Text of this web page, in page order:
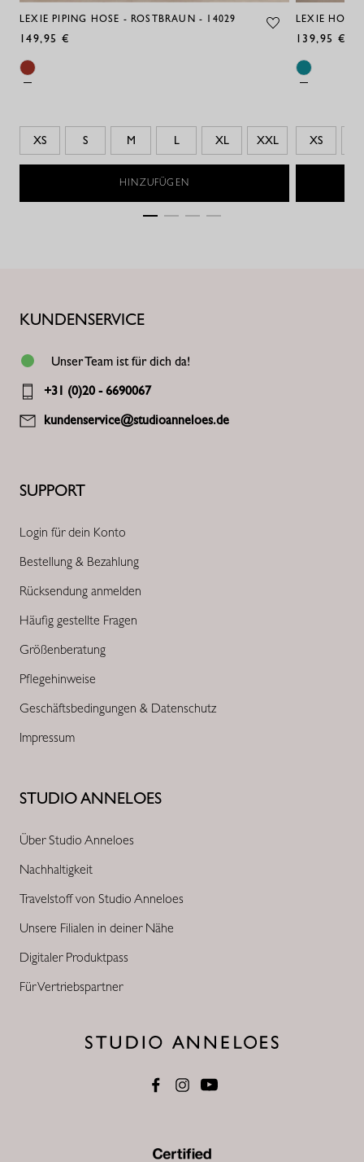
LEXIE PIPING HOSE - ROSTBRAUN - 14029
149,95 €
XS S M L XL XXL
HINZUFÜGEN
LEXIE HOSE
139,95 €
XS
STUDIO ANNELOES
Über Studio Anneloes
Nachhaltigkeit
Travelstoff von Studio Anneloes
Unsere Filialen in deiner Nähe
Digitaler Produktpass
Für Vertriebspartner
SUPPORT
Login für dein Konto
Bestellung & Bezahlung
Rücksendung anmelden
Häufig gestellte Fragen
Größenberatung
Pflegehinweise
Geschäftsbedingungen & Datenschutz
Impressum
KUNDENSERVICE
Unser Team ist für dich da!
+31 (0)20 - 6690067
kundenservice@studioanneloes.de